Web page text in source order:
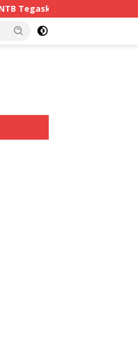
Berdasarkan Fakta